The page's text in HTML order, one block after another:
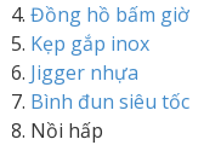
Đồng hồ bấm giờ
Kẹp gắp inox
Jigger nhựa
Bình đun siêu tốc
Nồi hấp